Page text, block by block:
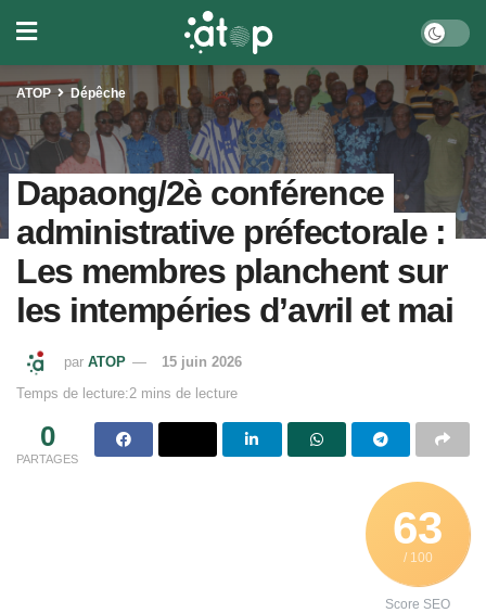
ATOP Dépêche
Dapaong/2è conférence
administrative préfectorale :
Les membres planchent sur
les intempéries d’avril et mai
par ATOP
15 juin 2026
Temps de lecture:2 mins de lecture
0
PARTAGES
63
/ 100
Score SEO